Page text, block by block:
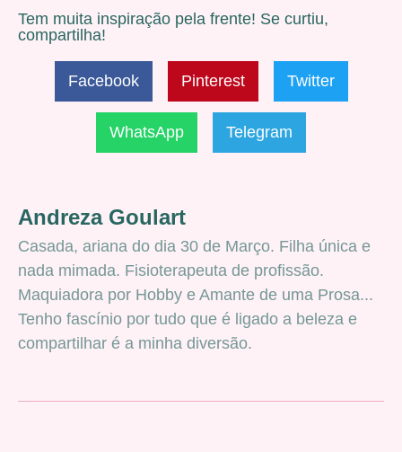
Tem muita inspiração pela frente! Se curtiu,
compartilha!
Facebook Pinterest Twitter
WhatsApp Telegram
Andreza Goulart
Casada, ariana do dia 30 de Março. Filha única e
nada mimada. Fisioterapeuta de profissão.
Maquiadora por Hobby e Amante de uma Prosa...
Tenho fascínio por tudo que é ligado a beleza e
compartilhar é a minha diversão.